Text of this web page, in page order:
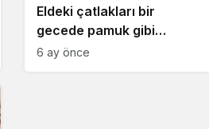
Eldeki çatlakları bir
gecede pamuk gibi
yapıyor! Cilt üzerinde
6 ay önce